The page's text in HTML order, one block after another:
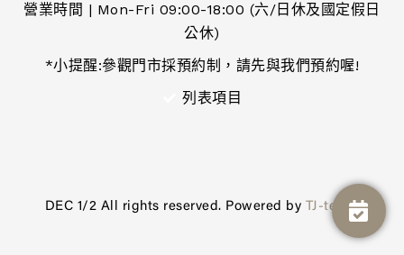
營業時間 | Mon-Fri 09:00-18:00 (六/日休及國定假日
公休)
*小提醒:參觀門市採預約制，請先與我們預約喔!
列表項目
DEC 1/2 All rights reserved. Powered by TJ-tech.